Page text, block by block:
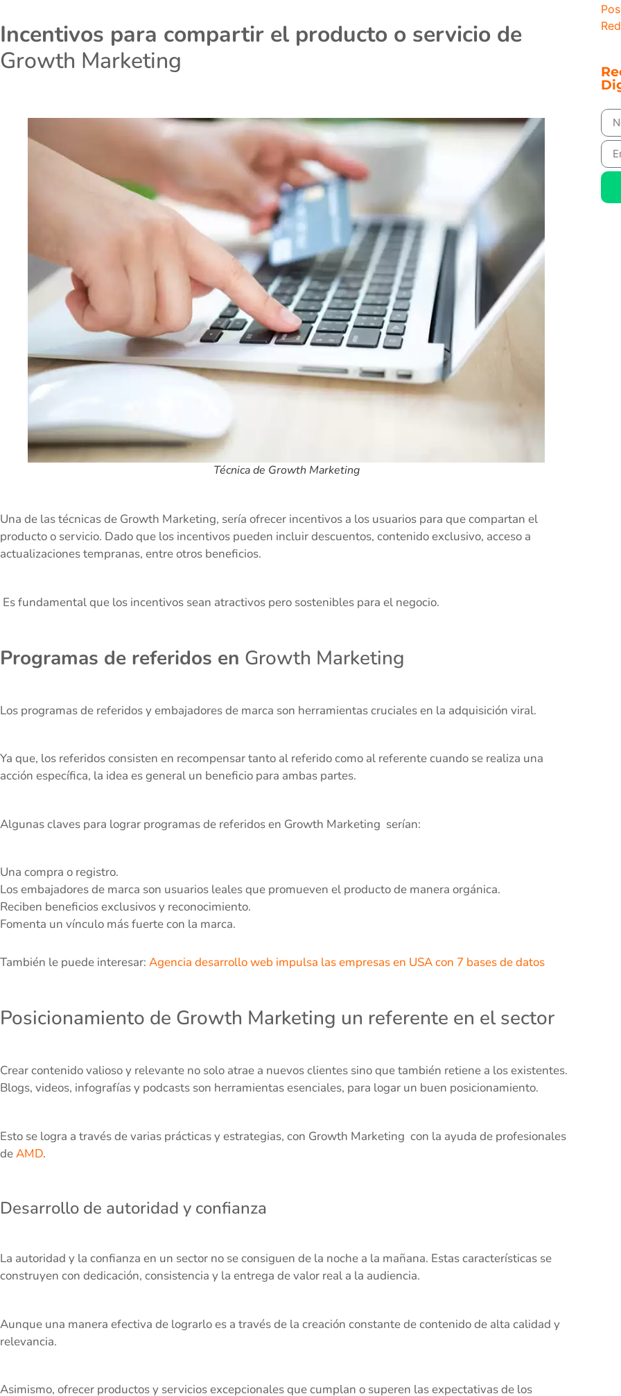
Incentivos para compartir el producto o servicio de
Growth Marketing
Técnica de Growth Marketing
Una de las técnicas de Growth Marketing, sería ofrecer incentivos a los usuarios para que compartan el
producto o servicio. Dado que los incentivos pueden incluir descuentos, contenido exclusivo, acceso a
actualizaciones tempranas, entre otros beneficios.
Es fundamental que los incentivos sean atractivos pero sostenibles para el negocio.
Programas de referidos en Growth Marketing
Los programas de referidos y embajadores de marca son herramientas cruciales en la adquisición viral.
Ya que, los referidos consisten en recompensar tanto al referido como al referente cuando se realiza una
acción específica, la idea es general un beneficio para ambas partes.
Algunas claves para lograr programas de referidos en Growth Marketing serían:
Una compra o registro.
Los embajadores de marca son usuarios leales que promueven el producto de manera orgánica.
Reciben beneficios exclusivos y reconocimiento.
Fomenta un vínculo más fuerte con la marca.
También le puede interesar: Agencia desarrollo web impulsa las empresas en USA con 7 bases de datos
Posicionamiento de Growth Marketing un referente en el sector
Crear contenido valioso y relevante no solo atrae a nuevos clientes sino que también retiene a los existentes.
Blogs, videos, infografías y podcasts son herramientas esenciales, para logar un buen posicionamiento.
Esto se logra a través de varias prácticas y estrategias, con Growth Marketing con la ayuda de profesionales
deAMD.
Desarrollo de autoridad y confianza
La autoridad y la confianza en un sector no se consiguen de la noche a la mañana. Estas características se
construyen con dedicación, consistencia y la entrega de valor real a la audiencia.
Aunque una manera efectiva de lograrlo es a través de la creación constante de contenido de alta calidad y
relevancia.
Asimismo, ofrecer productos y servicios excepcionales que cumplan o superen las expectativas de los